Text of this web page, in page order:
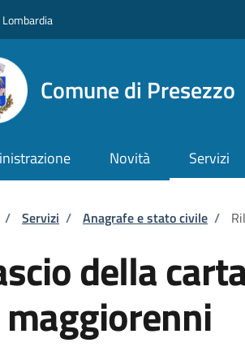
Comune di Presezzo
Novità Servizi
di pane
/ Servizi / Anagrafe e stato civile /
della